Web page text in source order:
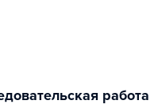
работа